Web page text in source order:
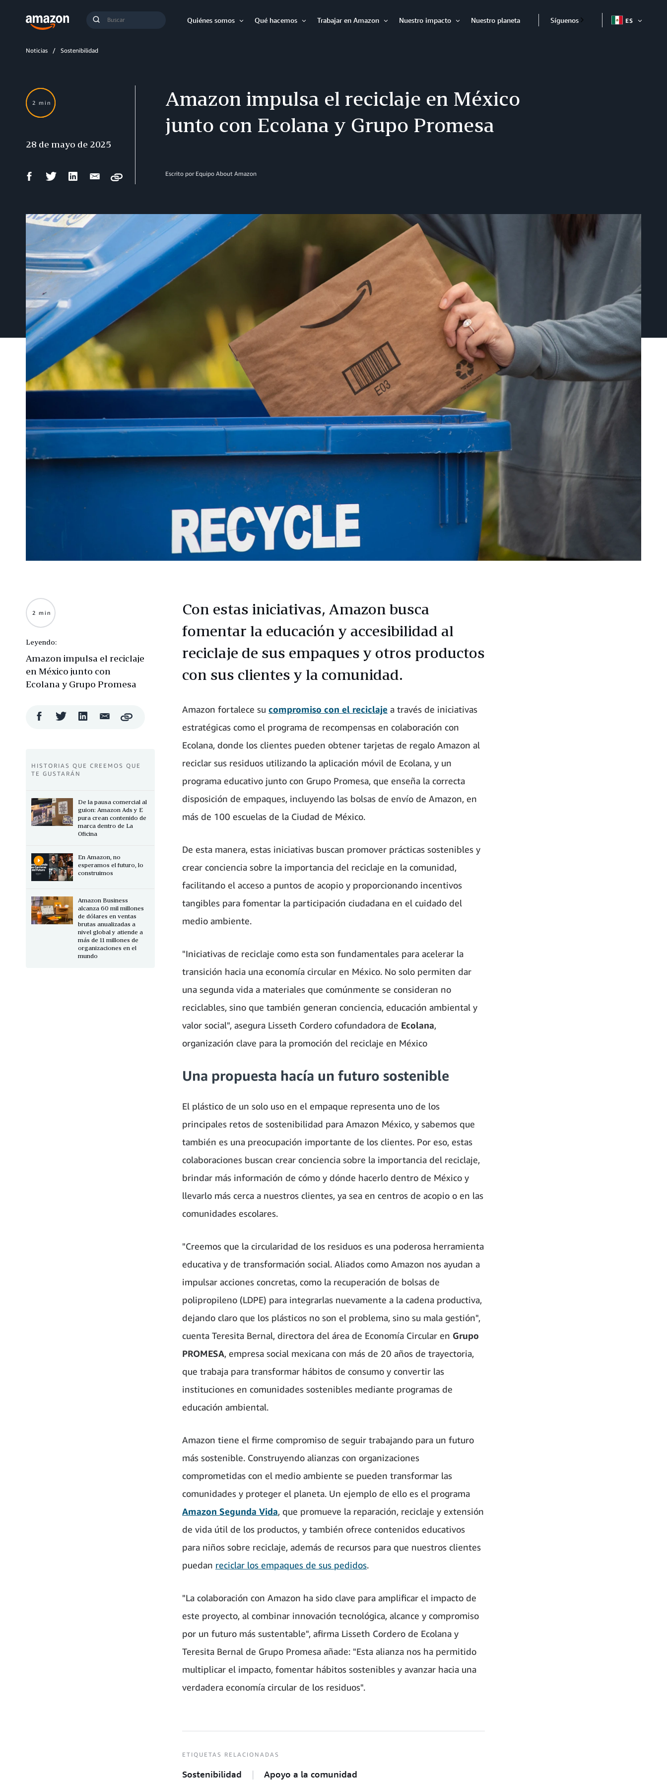
Enviar
Quiénes somos
Qué hacemos
Trabajar en Amazon
Nuestro impacto
Nuestro planeta Síguenos ES
Noticias Sostenibilidad
Amazon impulsa el reciclaje en México
junto con Ecolana y Grupo Promesa
Escrito por Equipo About Amazon
2 min
28 de mayo de 2025
CompartirCompartirCompartirCompartir
Copy
Con estas iniciativas, Amazon busca
fomentar la educación y accesibilidad al
reciclaje de sus empaques y otros productos
con sus clientes y la comunidad.
Amazon fortalece su compromiso con el reciclaje a través de iniciativas
estratégicas como el programa de recompensas en colaboración con
Ecolana, donde los clientes pueden obtener tarjetas de regalo Amazon al
reciclar sus residuos utilizando la aplicación móvil de Ecolana, y un
programa educativo junto con Grupo Promesa, que enseña la correcta
disposición de empaques, incluyendo las bolsas de envío de Amazon, en
más de 100 escuelas de la Ciudad de México.
De esta manera, estas iniciativas buscan promover prácticas sostenibles y
crear conciencia sobre la importancia del reciclaje en la comunidad,
facilitando el acceso a puntos de acopio y proporcionando incentivos
tangibles para fomentar la participación ciudadana en el cuidado del
medio ambiente.
"Iniciativas de reciclaje como esta son fundamentales para acelerar la
transición hacia una economía circular en México. No solo permiten dar
una segunda vida a materiales que comúnmente se consideran no
reciclables, sino que también generan conciencia, educación ambiental y
valor social", asegura Lisseth Cordero cofundadora de Ecolana,
organización clave para la promoción del reciclaje en México
Una propuesta hacía un futuro sostenible
El plástico de un solo uso en el empaque representa uno de los
principales retos de sostenibilidad para Amazon México, y sabemos que
también es una preocupación importante de los clientes. Por eso, estas
colaboraciones buscan crear conciencia sobre la importancia del reciclaje,
brindar más información de cómo y dónde hacerlo dentro de México y
llevarlo más cerca a nuestros clientes, ya sea en centros de acopio o en las
comunidades escolares.
"Creemos que la circularidad de los residuos es una poderosa herramienta
educativa y de transformación social. Aliados como Amazon nos ayudan a
impulsar acciones concretas, como la recuperación de bolsas de
polipropileno (LDPE) para integrarlas nuevamente a la cadena productiva,
dejando claro que los plásticos no son el problema, sino su mala gestión",
cuenta Teresita Bernal, directora del área de Economía Circular en Grupo
PROMESA, empresa social mexicana con más de 20 años de trayectoria,
que trabaja para transformar hábitos de consumo y convertir las
instituciones en comunidades sostenibles mediante programas de
educación ambiental.
Amazon tiene el firme compromiso de seguir trabajando para un futuro
más sostenible. Construyendo alianzas con organizaciones
comprometidas con el medio ambiente se pueden transformar las
comunidades y proteger el planeta. Un ejemplo de ello es el programa
Amazon Segunda Vida, que promueve la reparación, reciclaje y extensión
de vida útil de los productos, y también ofrece contenidos educativos
para niños sobre reciclaje, además de recursos para que nuestros clientes
puedan reciclar los empaques de sus pedidos.
"La colaboración con Amazon ha sido clave para amplificar el impacto de
este proyecto, al combinar innovación tecnológica, alcance y compromiso
por un futuro más sustentable", afirma Lisseth Cordero de Ecolana y
Teresita Bernal de Grupo Promesa añade: "Esta alianza nos ha permitido
multiplicar el impacto, fomentar hábitos sostenibles y avanzar hacia una
verdadera economía circular de los residuos".
ETIQUETAS RELACIONADAS
Sostenibilidad Apoyo a la comunidad
2 min
Leyendo:
Amazon impulsa el reciclaje
en México junto con
Ecolana y Grupo Promesa
CompartirCompartirCompartirCompartir
Copy
HISTORIAS QUE CREEMOS QUE
TE GUSTARÁN
De la pausa comercial al
guion: Amazon Ads y E
pura crean contenido de
marca dentro de La
Oficina
En Amazon, no
esperamos el futuro, lo
construimos
Amazon Business
alcanza 60 mil millones
de dólares en ventas
brutas anualizadas a
nivel global y atiende a
más de 11 millones de
organizaciones en el
mundo